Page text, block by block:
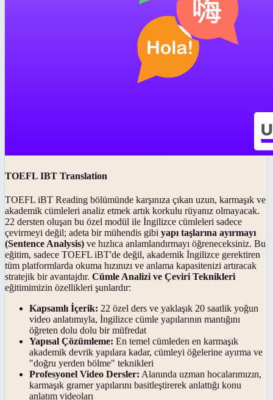
TOEFL IBT Translation
TOEFL iBT Reading bölümünde karşınıza çıkan uzun, karmaşık ve
akademik cümleleri analiz etmek artık korkulu rüyanız olmayacak.
22 dersten oluşan bu özel modül ile İngilizce cümleleri sadece
çevirmeyi değil; adeta bir mühendis gibi yapı taşlarına ayırmayı
(Sentence Analysis) ve hızlıca anlamlandırmayı öğreneceksiniz. Bu
eğitim, sadece TOEFL iBT'de değil, akademik İngilizce gerektiren
tüm platformlarda okuma hızınızı ve anlama kapasitenizi artıracak
stratejik bir avantajdır. Cümle Analizi ve Çeviri Teknikleri
eğitimimizin özellikleri şunlardır:
Kapsamlı İçerik: 22 özel ders ve yaklaşık 20 saatlik yoğun
video anlatımıyla, İngilizce cümle yapılarının mantığını
öğreten dolu dolu bir müfredat
Yapısal Çözümleme: En temel cümleden en karmaşık
akademik devrik yapılara kadar, cümleyi öğelerine ayırma ve
"doğru yerden bölme" teknikleri
Profesyonel Video Dersler: Alanında uzman hocalarımızın,
karmaşık gramer yapılarını basitleştirerek anlattığı konu
anlatım videoları